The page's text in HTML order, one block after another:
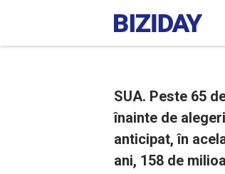
SUA. Peste 65
înainte de
anticipat, în
ani, 158 de